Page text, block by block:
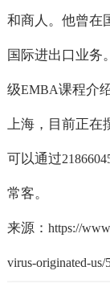
和商人。他曾在
国际进出口业务
级EMBA课程介
上海，目前正在
可以通过
常客。
来源： https://
virus-originated-us/